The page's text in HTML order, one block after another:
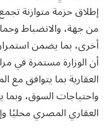
إطلاق حزمة متوازنة
من جهة، والانضباط
أخرى، بما يضمن
أن الوزارة مستمرة في
العقارية بما يتوافق مع
واحتياجات السوق، وبما
العقاري المصري محليًا